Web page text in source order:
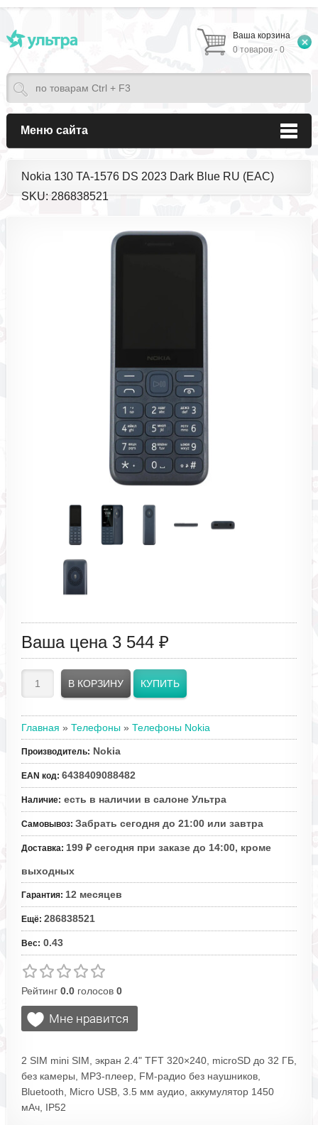
Ваша корзина
0 товаров - 0
Меню сайта
Nokia 130 TA-1576 DS 2023 Dark Blue RU (EAC)
SKU: 286838521
Ваша цена 3 544 ₽
Главная » Телефоны » Телефоны Nokia
Производитель: Nokia
EAN код: 6438409088482
Наличие: есть в наличии в салоне Ультра
Самовывоз: Забрать сегодня до 21:00 или завтра
Доставка: 199 ₽ сегодня при заказе до 14:00, кроме
выходных
Гарантия: 12 месяцев
Ещё: 286838521
Вес: 0.43
Рейтинг 0.0голосов 0
2 SIM mini SIM, экран 2.4" TFT 320×240, microSD до 32 ГБ,
без камеры, MP3-плеер, FM-радио без наушников,
Bluetooth, Micro USB, 3.5 мм аудио, аккумулятор 1450
мАч, IP52